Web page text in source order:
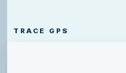
TRACE GPS